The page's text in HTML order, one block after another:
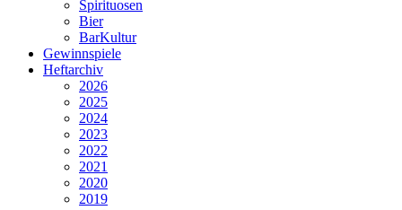
Spirituosen
Bier
BarKultur
Gewinnspiele
Heftarchiv
2026
2025
2024
2023
2022
2021
2020
2019